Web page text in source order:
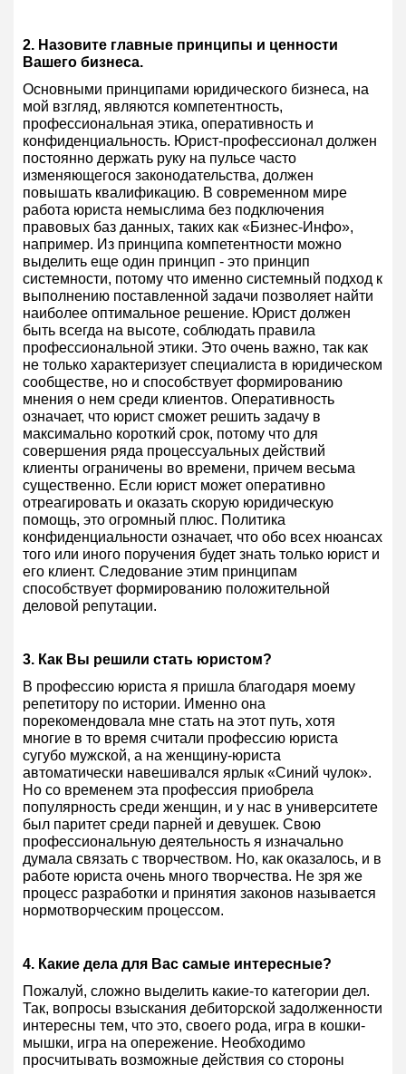
2. Назовите главные принципы и ценности
Вашего бизнеса.
Основными принципами юридического бизнеса, на
мой взгляд, являются компетентность,
профессиональная этика, оперативность и
конфиденциальность. Юрист-профессионал должен
постоянно держать руку на пульсе часто
изменяющегося законодательства, должен
повышать квалификацию. В современном мире
работа юриста немыслима без подключения
правовых баз данных, таких как «Бизнес-Инфо»,
например. Из принципа компетентности можно
выделить еще один принцип - это принцип
системности, потому что именно системный подход к
выполнению поставленной задачи позволяет найти
наиболее оптимальное решение. Юрист должен
быть всегда на высоте, соблюдать правила
профессиональной этики. Это очень важно, так как
не только характеризует специалиста в юридическом
сообществе, но и способствует формированию
мнения о нем среди клиентов. Оперативность
означает, что юрист сможет решить задачу в
максимально короткий срок, потому что для
совершения ряда процессуальных действий
клиенты ограничены во времени, причем весьма
существенно. Если юрист может оперативно
отреагировать и оказать скорую юридическую
помощь, это огромный плюс. Политика
конфиденциальности означает, что обо всех нюансах
того или иного поручения будет знать только юрист и
его клиент. Следование этим принципам
способствует формированию положительной
деловой репутации.
3. Как Вы решили стать юристом?
В профессию юриста я пришла благодаря моему
репетитору по истории. Именно она
порекомендовала мне стать на этот путь, хотя
многие в то время считали профессию юриста
сугубо мужской, а на женщину-юриста
автоматически навешивался ярлык «Синий чулок».
Но со временем эта профессия приобрела
популярность среди женщин, и у нас в университете
был паритет среди парней и девушек. Свою
профессиональную деятельность я изначально
думала связать с творчеством. Но, как оказалось, и в
работе юриста очень много творчества. Не зря же
процесс разработки и принятия законов называется
нормотворческим процессом.
4. Какие дела для Вас самые интересные?
Пожалуй, сложно выделить какие-то категории дел.
Так, вопросы взыскания дебиторской задолженности
интересны тем, что это, своего рода, игра в кошки-
мышки, игра на опережение. Необходимо
просчитывать возможные действия со стороны